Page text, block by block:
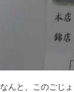
なんと、このごじ